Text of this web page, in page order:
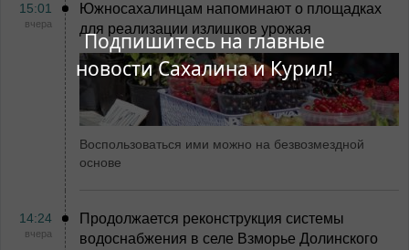
Подпишитесь на главные
новости Сахалина и Курил!
15:01
вчера
Южносахалинцам напоминают о площадках
для реализации излишков урожая
Воспользоваться ими можно на безвозмездной
основе
14:24
вчера
Продолжается реконструкция системы
водоснабжения в селе Взморье Долинского